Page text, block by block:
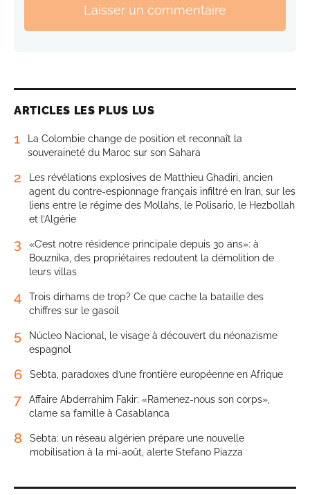
Laisser un commentaire
ARTICLES LES PLUS LUS
1
La Colombie change de position et reconnaît la
souveraineté du Maroc sur son Sahara
2
Les révélations explosives de Matthieu Ghadiri, ancien
agent du contre-espionnage français infiltré en Iran, sur les
liens entre le régime des Mollahs, le Polisario, le Hezbollah
et l’Algérie
3
«C’est notre résidence principale depuis 30 ans»: à
Bouznika, des propriétaires redoutent la démolition de
leurs villas
4
Trois dirhams de trop? Ce que cache la bataille des
chiffres sur le gasoil
5
Núcleo Nacional, le visage à découvert du néonazisme
espagnol
6 Sebta, paradoxes d’une frontière européenne en Afrique
7
Affaire Abderrahim Fakir: «Ramenez-nous son corps»,
clame sa famille à Casablanca
8
Sebta: un réseau algérien prépare une nouvelle
mobilisation à la mi-août, alerte Stefano Piazza